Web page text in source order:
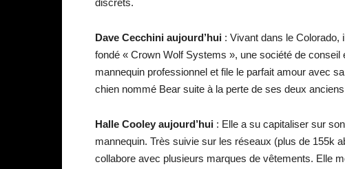
discrets.
Dave Cecchini aujourd’hui : Vivant dans le Colorado,
fondé « Crown Wolf Systems », une société de
mannequin professionnel et file le parfait amour avec
chien nommé Bear suite à la perte de ses deux
Halle Cooley aujourd’hui : Elle a su capitaliser sur
mannequin. Très suivie sur les réseaux (plus de 155k
collabore avec plusieurs marques de vêtements. Elle